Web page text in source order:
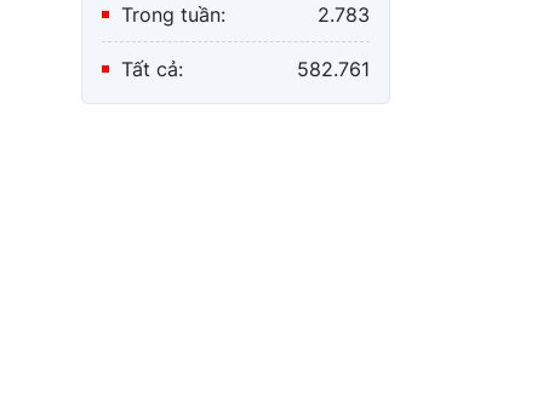
Trong tuần: 2.783
Tất cả: 582.761